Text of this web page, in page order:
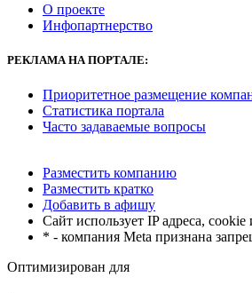
О проекте
Инфопартнерство
РЕКЛАМА НА ПОРТАЛЕ:
Приоритетное размещение
Статистика портала
Часто задаваемые вопросы
Разместить компанию
Разместить кратко
Добавить в афишу
Сайт использует IP адреса,
* - компания Meta признана
Оптимизирован для